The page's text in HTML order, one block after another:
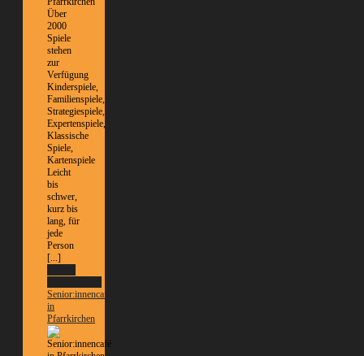
Über
2000
Spiele
stehen
zur
Verfügung
Kinderspiele,
Familienspiele,
Strategiespiele,
Expertenspiele,
Klassische
Spiele,
Kartenspiele
Leicht
bis
schwer,
kurz bis
lang, für
jede
Person
[...]
Senior:innencafé
in
Pfarrkirchen